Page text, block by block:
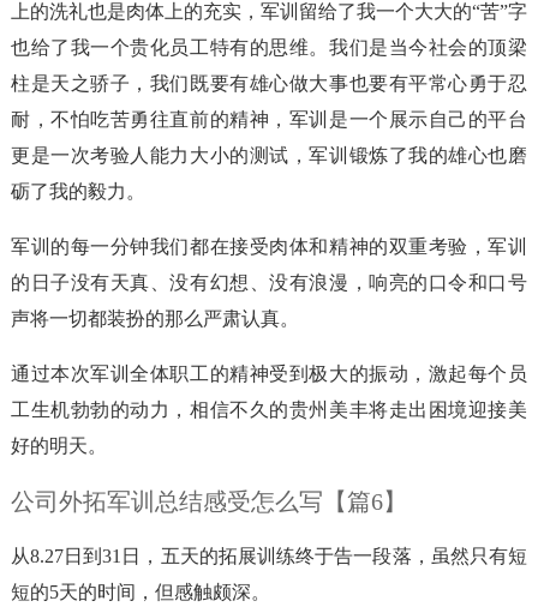
上的洗礼也是肉体上的充实，军训留给了我一个大大的“苦”字
也给了我一个贵化员工特有的思维。我们是当今社会的顶梁
柱是天之骄子，我们既要有雄心做大事也要有平常心勇于忍
耐，不怕吃苦勇往直前的精神，军训是一个展示自己的平台
更是一次考验人能力大小的测试，军训锻炼了我的雄心也磨
砺了我的毅力。
军训的每一分钟我们都在接受肉体和精神的双重考验，军训
的日子没有天真、没有幻想、没有浪漫，响亮的口令和口号
声将一切都装扮的那么严肃认真。
通过本次军训全体职工的精神受到极大的振动，激起每个员
工生机勃勃的动力，相信不久的贵州美丰将走出困境迎接美
好的明天。
公司外拓军训总结感受怎么写【篇6】
从8.27日到31日，五天的拓展训练终于告一段落，虽然只有短
短的5天的时间，但感触颇深。